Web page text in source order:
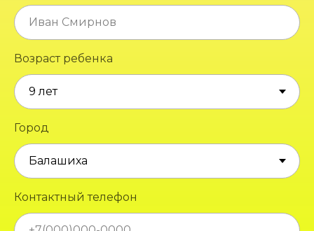
Возраст ребенка
Город
Контактный телефон